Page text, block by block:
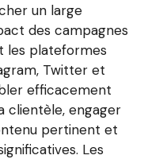
un large
des campagnes
les plateformes
Twitter et
efficacement
clientèle, engager
pertinent et
Les